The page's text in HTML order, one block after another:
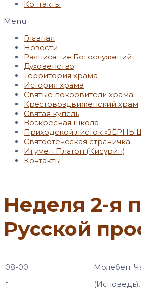
Контакты
Menu
Главная
Новости
Расписание Богослужений
Духовенство
Территория храма
История храма
Святые покровители храма
Крестовоздвиженский храм
Святая купель
Воскресная школа
Приходской листок
Святоотеческая страничка
Игумен Платон (Кисурин)
Контакты
Неделя 2-я
Русской
08-00
*
Молебен;
(Исповедь).